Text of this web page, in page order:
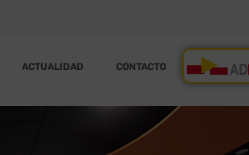
ACTUALIDAD CONTACTO